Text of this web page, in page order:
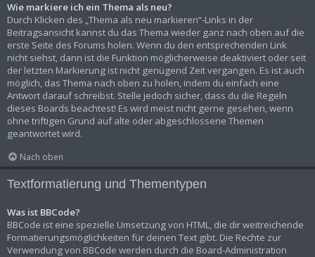
Wie markiere ich ein Thema als neu?
Durch Klicken des „Thema als neu markieren“-Links in der
Beitragsansicht kannst du das Thema wieder ganz nach oben auf die
erste Seite des Forums holen. Wenn du den entsprechenden Link
nicht siehst, dann ist die Funktion möglicherweise deaktiviert oder seit
der letzten Markierung ist nicht genügend Zeit vergangen. Es ist auch
möglich, das Thema nach oben zu holen, indem du einfach eine
Antwort darauf schreibst. Stelle jedoch sicher, dass du die Regeln
dieses Boards beachtest! Es wird meist nicht gerne gesehen, wenn
ohne triftigen Grund auf alte oder abgeschlossene Themen
geantwortet wird.
Nach oben
Textformatierung und Thementypen
Was ist BBCode?
BBCode ist eine spezielle Umsetzung von HTML, die dir weitreichende
Formatierungsmöglichkeiten für deinen Text gibt. Die Rechte zur
Verwendung von BBCode werden durch die Board-Administration